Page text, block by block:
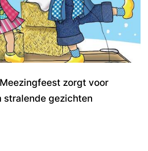
zorgt voor
stralende gezichten